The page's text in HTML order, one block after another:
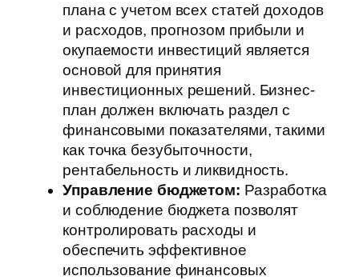
плана с учетом всех статей доходов
и расходов, прогнозом прибыли и
окупаемости инвестиций является
основой для принятия
инвестиционных решений. Бизнес-
план должен включать раздел с
финансовыми показателями, такими
как точка безубыточности,
рентабельность и ликвидность.
Управление бюджетом: Разработка
и соблюдение бюджета позволят
контролировать расходы и
обеспечить эффективное
использование финансовых